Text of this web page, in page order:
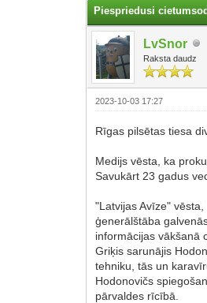
Piespriedusi
LvSnor
Raksta daudz
2023-10-03 17:27
Rīgas pilsētas tiesa
Medijs vēsta, ka
Savukārt 23 gadus
"Latvijas Avīze"
ģenerālštāba
informācijas vākšanā
Griķis sarunājis
tehniku, tās un
Hodonovičs
pārvaldes rīcībā.